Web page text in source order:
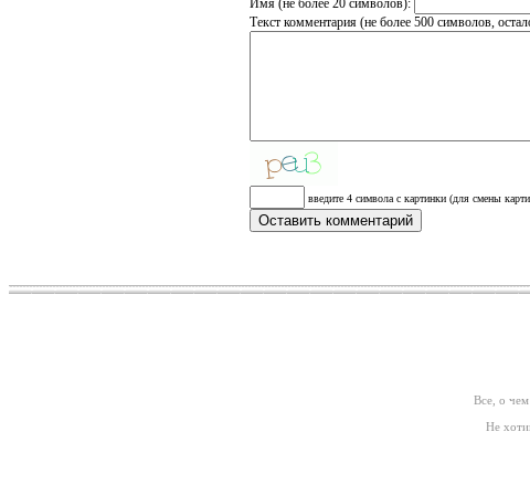
Имя (не более 20 символов):
Текст комментария (не более 500 символов,
введите 4 символа с картинки (для смены
Все, о чем
Не